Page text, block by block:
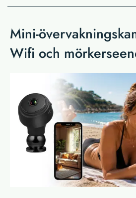
Mini-
Wifi och